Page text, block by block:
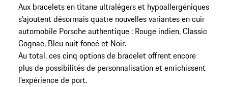
Aux bracelets en titane ultralégers et hypoallergéniques
s’ajoutent désormais quatre nouvelles variantes en cuir
automobile Porsche authentique : Rouge indien, Classic
Cognac, Bleu nuit foncé et Noir.
Au total, ces cinq options de bracelet offrent encore
plus de possibilités de personnalisation et enrichissent
l’expérience de port.